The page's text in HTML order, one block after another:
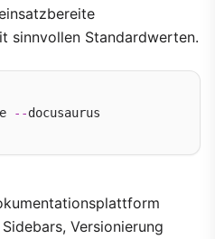
sinnvollen Standardwerten.
--docusaurus
Versionierung